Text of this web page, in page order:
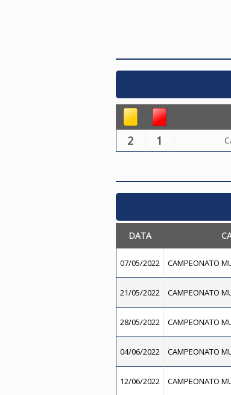
2 1
DATA
07/05/2022 CAMPEONATO
21/05/2022 CAMPEONATO
28/05/2022 CAMPEONATO
04/06/2022 CAMPEONATO
12/06/2022 CAMPEONATO